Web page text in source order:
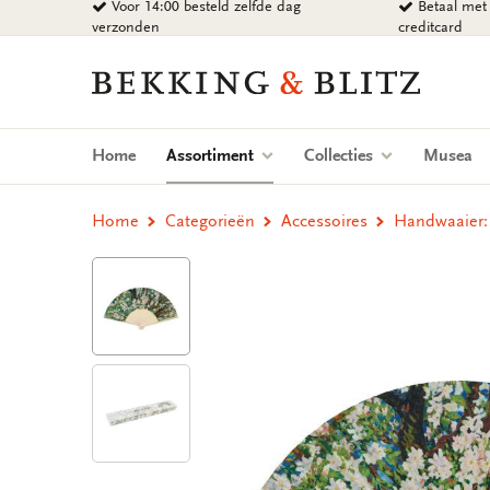
naar
Voor 14:00 besteld zelfde dag
verzonden
Betaal
creditcard
Bekking
Blitz
Uitgevers
Home Assortiment (current)Collecties Musea
Home Categorieën Accessoires